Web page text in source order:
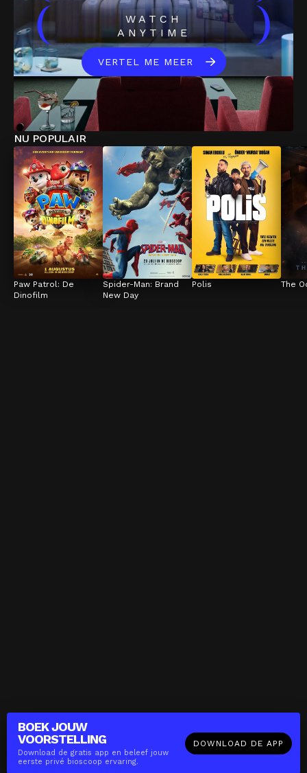
BOEK JOUW
VOORSTELLING
Download de gratis app en beleef jouw
eerste privé bioscoop ervaring.
DOWNLOAD DE APP
(
WATCH
ANYTIME
)
VERTEL ME MEER
NU POPULAIR
Paw Patrol: De
Dinofilm
Spider-Man: Brand
New Day
Polis The